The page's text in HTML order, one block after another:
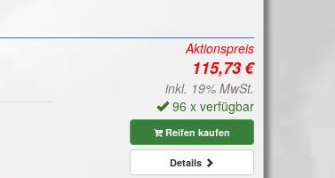
Aktionspreis
inkl. 19% MwSt.
96 x verfügbar
Reifen kaufen
Details